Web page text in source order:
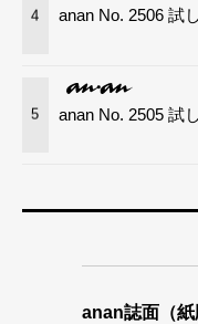
4 anan No. 2506 試
5 anan No. 2505 試
anan誌面（紙